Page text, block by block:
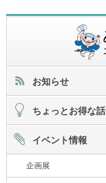
お知らせ
ちょっとお得な話
イベント情報
企画展